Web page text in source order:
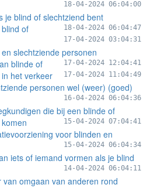
18-04-2024 06:04:00
je blind of slechtziend bent
18-04-2024 06:04:47
of
17-04-2024 03:04:31
slechtziende personen
17-04-2024 12:04:41
blinde of
het verkeer
17-04-2024 11:04:49
personen wel (weer) (goed)
16-04-2024 06:04:36
die bij een blinde of
15-04-2024 07:04:41
voor blinden en
15-04-2024 06:04:34
iets of iemand vormen als je blind
14-04-2024 06:04:11
omgaan van anderen rond